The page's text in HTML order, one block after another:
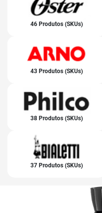
46 Produtos (SKUs)
43 Produtos (SKUs)
38 Produtos (SKUs)
37 Produtos (SKUs)